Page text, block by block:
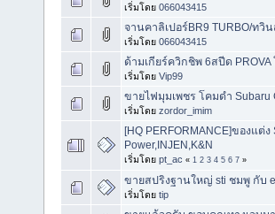
เริ่มโดย 066043415
จานคาลิเปอร์BR9 TURBO/ทวิ
เริ่มโดย 066043415
ด้ามเกียร์ควิกชิพ 6สปีด PROVA
เริ่มโดย Vip99
ขายไฟมุมเพชร โคมดำ Subaru
เริ่มโดย zordor_imim
[HQ PERFORMANCE]ของแต่ง
Power,INJEN,K&N
เริ่มโดย pt_ac « 1 2 3 4 5 6 7 »
ขายสปริงฐานใหญ่ sti ชมพู กับ
เริ่มโดย tip